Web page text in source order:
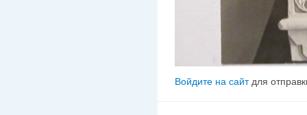
Войдите на сайтдля